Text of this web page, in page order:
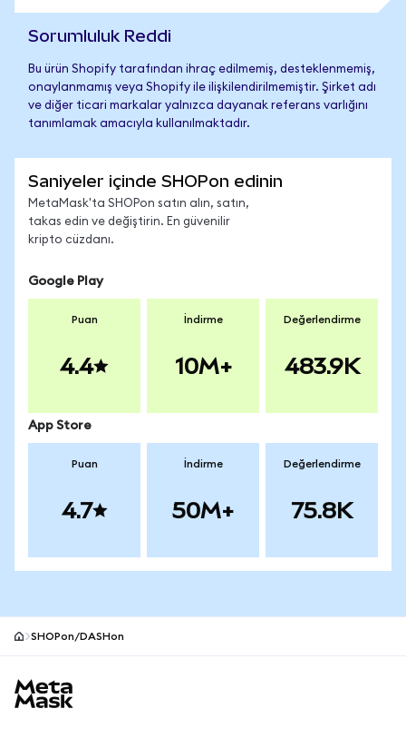
Sorumluluk Reddi
Bu ürün Shopify tarafından ihraç edilmemiş, desteklenmemiş,
onaylanmamış veya Shopify ile ilişkilendirilmemiştir. Şirket adı
ve diğer ticari markalar yalnızca dayanak referans varlığını
tanımlamak amacıyla kullanılmaktadır.
Saniyeler içinde SHOPon edinin
MetaMask'ta SHOPon satın alın, satın,
takas edin ve değiştirin. En güvenilir
kripto cüzdanı.
Google Play
Puan
4.4
İndirme
10M+
Değerlendirme
483.9K
App Store
Puan
4.7
İndirme
50M+
Değerlendirme
75.8K
SHOPon/DASHon